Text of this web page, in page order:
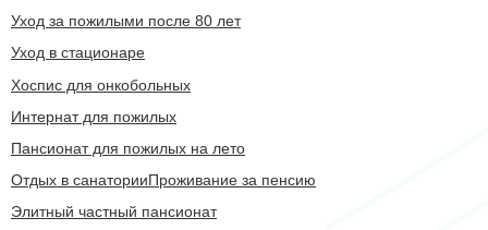
Уход за пожилыми после 80 лет
Уход в стационаре
Хоспис для онкобольных
Интернат для пожилых
Пансионат для пожилых на лето
Отдых в санаторииПроживание за пенсию
Элитный частный пансионат